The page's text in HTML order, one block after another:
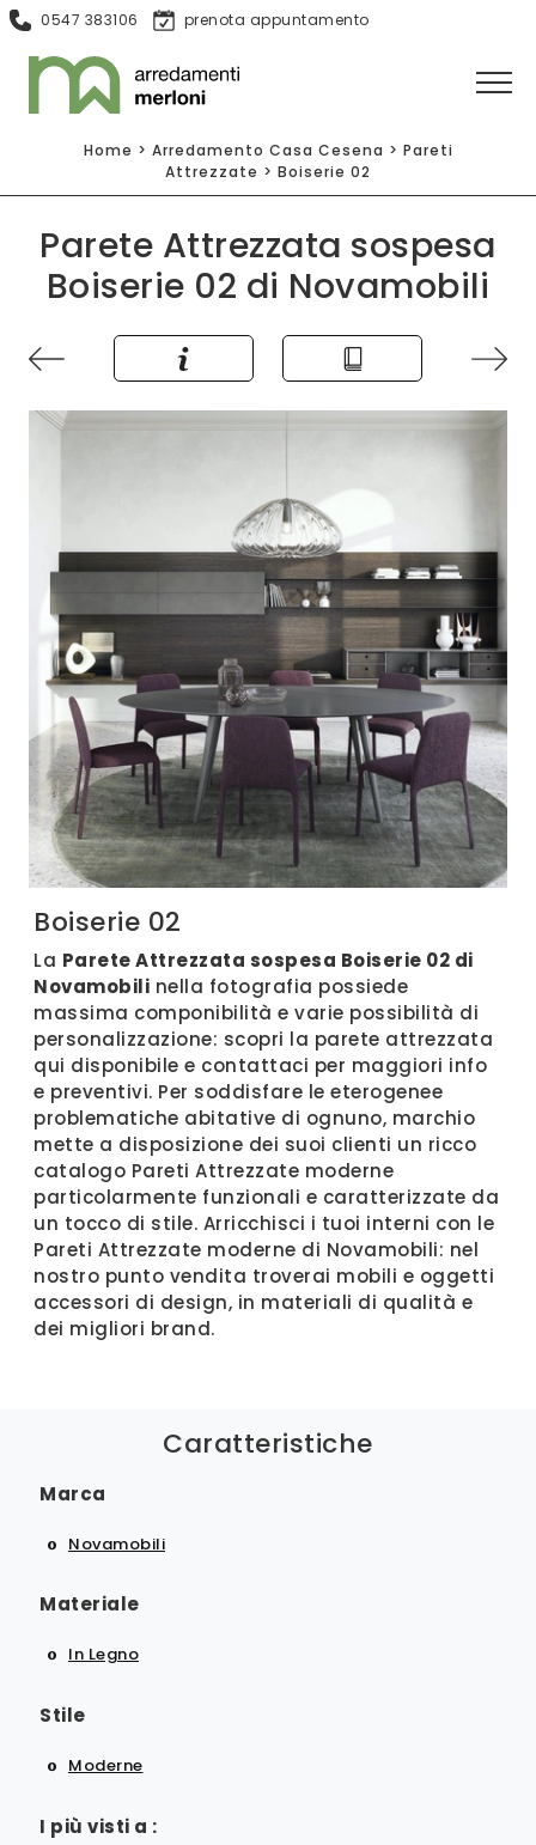
0547 383106 prenota appuntamento
Home > Arredamento Casa Cesena > Pareti
Attrezzate > Boiserie 02
Parete Attrezzata sospesa
Boiserie 02 di Novamobili
Boiserie 02
La Parete Attrezzata sospesa Boiserie 02 di
Novamobili nella fotografia possiede
massima componibilità e varie possibilità di
personalizzazione: scopri la parete attrezzata
qui disponibile e contattaci per maggiori info
e preventivi. Per soddisfare le eterogenee
problematiche abitative di ognuno, marchio
mette a disposizione dei suoi clienti un ricco
catalogo Pareti Attrezzate moderne
particolarmente funzionali e caratterizzate da
un tocco di stile. Arricchisci i tuoi interni con le
Pareti Attrezzate moderne di Novamobili: nel
nostro punto vendita troverai mobili e oggetti
accessori di design, in materiali di qualità e
dei migliori brand.
Caratteristiche
Marca
Novamobili
Materiale
In Legno
Stile
Moderne
I più visti a :